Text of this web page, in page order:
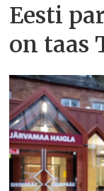
Eesti
on taas